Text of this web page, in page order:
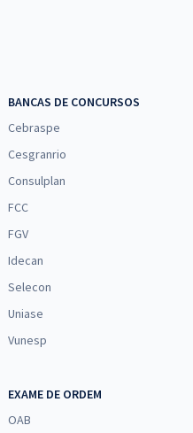
BANCAS DE CONCURSOS
Cebraspe
Cesgranrio
Consulplan
FCC
FGV
Idecan
Selecon
Uniase
Vunesp
EXAME DE ORDEM
OAB